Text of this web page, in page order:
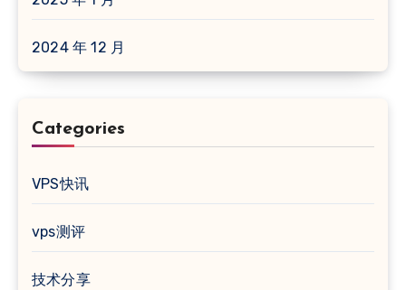
2024 年 12 月
Categories
VPS快讯
vps测评
技术分享